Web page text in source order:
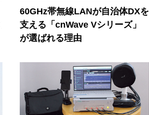
60GHz帯無線LANが自治体DXを
支える「cnWave Vシリーズ」
が選ばれる理由